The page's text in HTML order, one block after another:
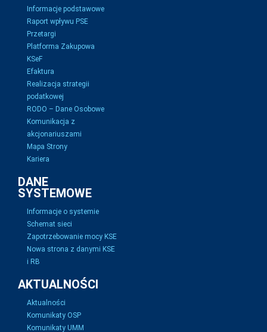
Informacje podstawowe
Raport wpływu PSE
Przetargi
Platforma Zakupowa
KSeF
Efaktura
Realizacja strategii
podatkowej
RODO – Dane Osobowe
Komunikacja z
akcjonariuszami
Mapa Strony
Kariera
DANE
SYSTEMOWE
Informacje o systemie
Schemat sieci
Zapotrzebowanie mocy KSE
Nowa strona z danymi KSE
i RB
AKTUALNOŚCI
Aktualności
Komunikaty OSP
Komunikaty UMM